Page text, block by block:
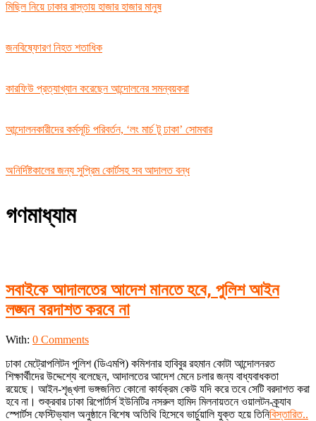
মিছিল নিয়ে ঢাকার রাস্তায় হাজার হাজার মানুষ
জনবিষ্ফোরণ নিহত শতাধিক
কারফিউ প্রত্যাখ্যান করেছেন আন্দোলনের সমন্বয়করা
আন্দোলনকারীদের কর্মসূচি পরিবর্তন, ‘লং মার্চ টু ঢাকা’ সোমবার
অনির্দিষ্টকালের জন্য সুপ্রিম কোর্টসহ সব আদালত বন্ধ
গণমাধ্যাম
সবাইকে আদালতের আদেশ মানতে হবে, পুলিশ আইন
লঙ্ঘন বরদাশত করবে না
2024-
13
With: 0 Comments
ঢাকা মেট্রোপলিটন পুলিশ (ডিএমপি) কমিশনার হাবিবুর রহমান কোটা আন্দোলনরত
শিক্ষার্থীদের উদ্দেশ্যে বলেছেন, আদালতের আদেশ মেনে চলার জন্য বাধ্যবাধকতা
রয়েছে। আইন-শৃঙ্খলা ভঙ্গজনিত কোনো কার্যক্রম কেউ যদি করে তবে সেটি বরদাশত করা
হবে না। শুক্রবার ঢাকা রিপোর্টার্স ইউনিটির নসরুল হামিদ মিলনায়তনে ওয়ালটন-ক্র্যাব
স্পোর্টস ফেস্টিভ্যাল অনুষ্ঠানে বিশেষ অতিথি হিসেবে ভার্চুয়ালি যুক্ত হয়ে তিনিবিস্তারিত..